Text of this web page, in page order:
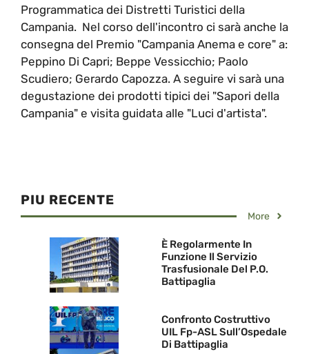
Programmatica dei Distretti Turistici della
Campania. Nel corso dell'incontro ci sarà anche la
consegna del Premio "Campania Anema e core" a:
Peppino Di Capri; Beppe Vessicchio; Paolo
Scudiero; Gerardo Capozza. A seguire vi sarà una
degustazione dei prodotti tipici dei "Sapori della
Campania" e visita guidata alle "Luci d'artista".
PIU RECENTE
More
È Regolarmente In
Funzione Il Servizio
Trasfusionale Del P.O.
Battipaglia
Confronto Costruttivo
UIL Fp-ASL Sull’Ospedale
Di Battipaglia